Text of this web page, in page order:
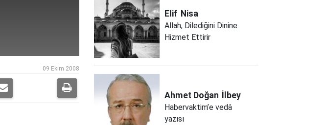
09 Ekim 2008
Elif Nisa
Allah, Dilediğini Dinine
Hizmet Ettirir
Ahmet Doğan İlbey
Habervaktim’e vedâ
yazısı